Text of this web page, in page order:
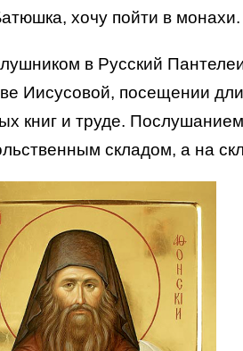
хочу пойти в
в Русский
Иисусовой, посещении
книг и труде.
складом, а на